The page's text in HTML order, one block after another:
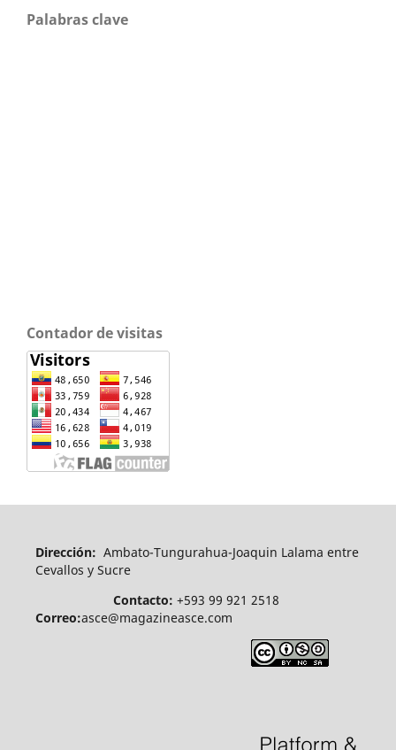
Palabras clave
Contador de visitas
Dirección: Ambato-Tungurahua-Joaquin Lalama entre
Cevallos y Sucre
Contacto: +593 99 921 2518
Correo:asce@magazineasce.com